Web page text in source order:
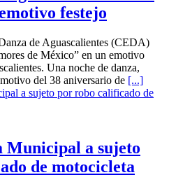
festejo
de Aguascalientes (CEDA)
de México” en un emotivo
Una noche de danza,
del 38 aniversario de [...]
Municipal a sujeto
de motocicleta